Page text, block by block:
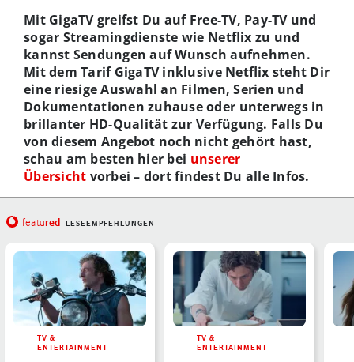
Mit GigaTV greifst Du auf Free-TV, Pay-TV und
sogar Streamingdienste wie Netflix zu und
kannst Sendungen auf Wunsch aufnehmen.
Mit dem Tarif GigaTV inklusive Netflix steht Dir
eine riesige Auswahl an Filmen, Serien und
Dokumentationen zuhause oder unterwegs in
brillanter HD-Qualität zur Verfügung. Falls Du
von diesem Angebot noch nicht gehört hast,
schau am besten hier bei unserer
Übersicht vorbei – dort findest Du alle Infos.
featured LESEEMPFEHLUNGEN
TV &
ENTERTAINMENT
TV &
ENTERTAINMENT